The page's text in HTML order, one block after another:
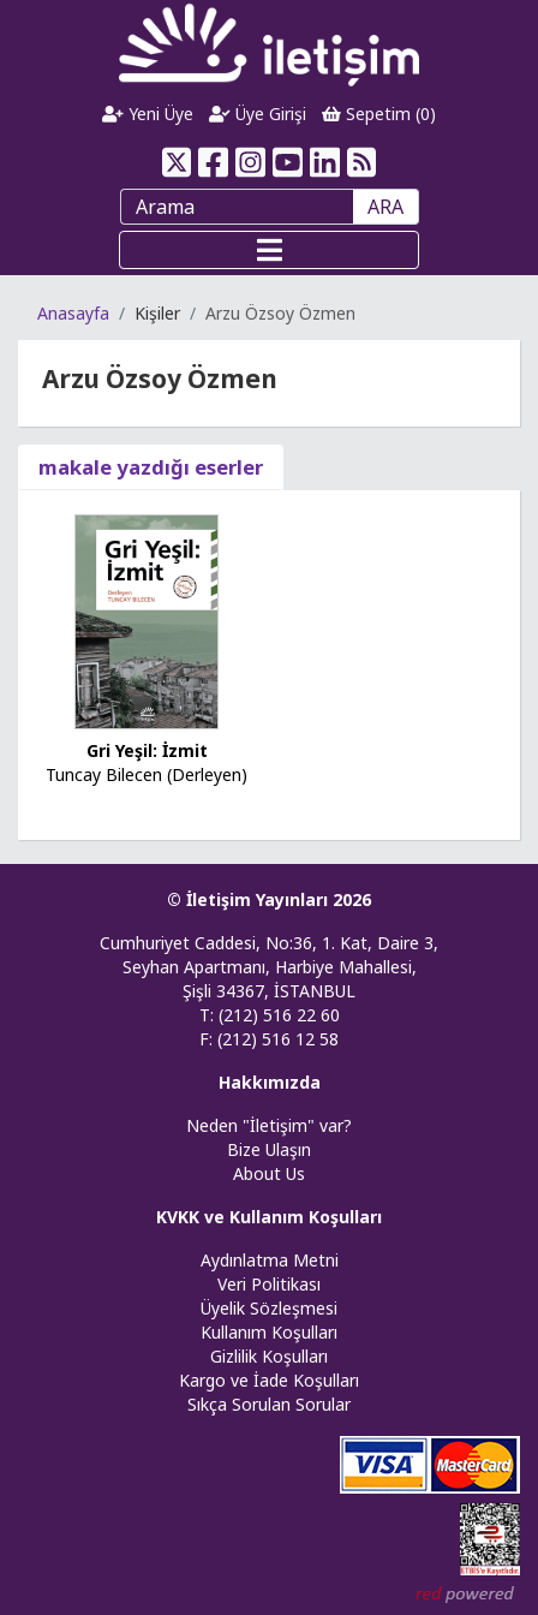
Yeni Üye Üye Girişi Sepetim (0)
ARA
Anasayfa Kişiler Arzu Özsoy Özmen
Arzu Özsoy Özmen
makale yazdığı eserler
Gri Yeşil: İzmit
Tuncay Bilecen (Derleyen)
© İletişim Yayınları 2026
Cumhuriyet Caddesi, No:36, 1. Kat, Daire 3,
Seyhan Apartmanı, Harbiye Mahallesi,
Şişli 34367, İSTANBUL
T: (212) 516 22 60
F: (212) 516 12 58
Hakkımızda
Neden "İletişim" var?
Bize Ulaşın
About Us
KVKK ve Kullanım Koşulları
Aydınlatma Metni
Veri Politikası
Üyelik Sözleşmesi
Kullanım Koşulları
Gizlilik Koşulları
Kargo ve İade Koşulları
Sıkça Sorulan Sorular
Web